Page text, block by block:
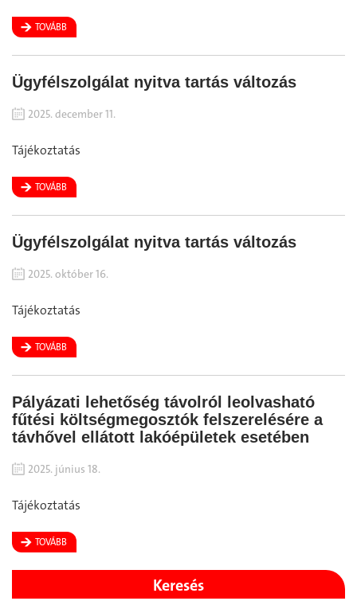
TOVÁBB
Ügyfélszolgálat nyitva tartás változás
2025. december 11.
Tájékoztatás
TOVÁBB
Ügyfélszolgálat nyitva tartás változás
2025. október 16.
Tájékoztatás
TOVÁBB
Pályázati lehetőség távolról leolvasható
fűtési költségmegosztók felszerelésére a
távhővel ellátott lakóépületek esetében
2025. június 18.
Tájékoztatás
TOVÁBB
Keresés